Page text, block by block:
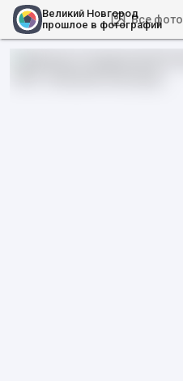
Великий Новгород
прошлое в фотографии
Все фото